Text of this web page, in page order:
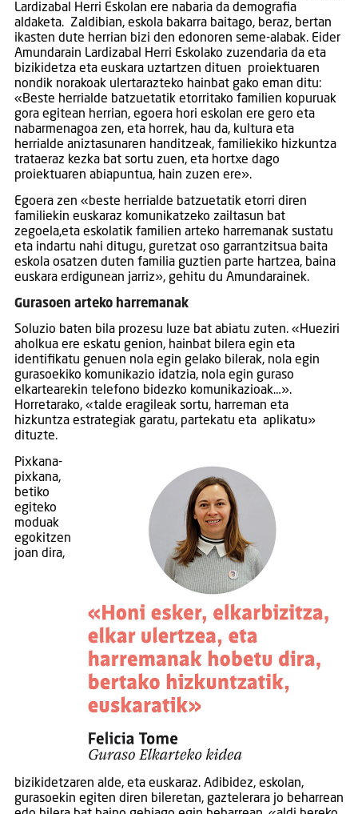
Lardizabal Herri Eskolan ere nabaria da demografia
aldaketa. Zaldibian, eskola bakarra baitago, beraz, bertan
ikasten dute herrian bizi den edonoren seme-alabak. Eider
Amundarain Lardizabal Herri Eskolako zuzendaria da eta
bizikidetza eta euskara uztartzen dituen proiektuaren
nondik norakoak ulertarazteko hainbat gako eman ditu:
«Beste herrialde batzuetatik etorritako familien kopuruak
gora egitean herrian, egoera hori eskolan ere gero eta
nabarmenagoa zen, eta horrek, hau da, kultura eta
herrialde aniztasunaren handitzeak, familiekiko hizkuntza
trataeraz kezka bat sortu zuen, eta hortxe dago
proiektuaren abiapuntua, hain zuzen ere».
Egoera zen «beste herrialde batzuetatik etorri diren
familiekin euskaraz komunikatzeko zailtasun bat
zegoela,eta eskolatik familien arteko harremanak sustatu
eta indartu nahi ditugu, guretzat oso garrantzitsua baita
eskola osatzen duten familia guztien parte hartzea, baina
euskara erdigunean jarriz», gehitu du Amundarainek.
Gurasoen arteko harremanak
Soluzio baten bila prozesu luze bat abiatu zuten. «Hueziri
aholkua ere eskatu genion, hainbat bilera egin eta
identifikatu genuen nola egin gelako bilerak, nola egin
gurasoekiko komunikazio idatzia, nola egin guraso
elkartearekin telefono bidezko komunikazioak…».
Horretarako, «talde eragileak sortu, harreman eta
hizkuntza estrategiak garatu, partekatu eta aplikatu»
dituzte.
Pixkana-
pixkana,
betiko
egiteko
moduak
egokitzen
joan dira,
bizikidetzaren alde, eta euskaraz. Adibidez, eskolan,
gurasoekin egiten diren bileretan, gaztelerara jo beharrean